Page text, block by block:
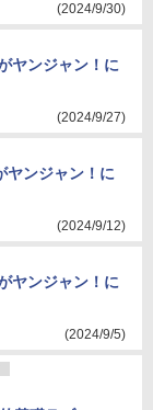
(2024/9/30)
ヤンジャン！に
(2024/9/27)
ヤンジャン！に
(2024/9/12)
ヤンジャン！に
(2024/9/5)